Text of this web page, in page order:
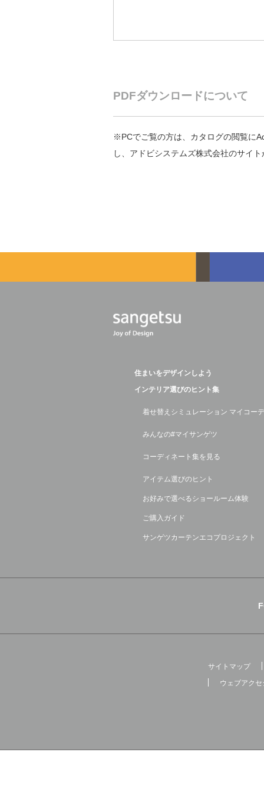
PDFダウンロードについて
※PCでご覧の方は、カタログの閲覧に
し、アドビシステムズ株式会社のサイ
住まいをデザインしよう
インテリア選びのヒント集
着せ替えシミュレーション マイコー
みんなの#マイサンゲツ
コーディネート集を見る
アイテム選びのヒント
お好みで選べるショールーム体験
ご購入ガイド
サンゲツカーテンエコプロジェクト
サイトマップ
ウェブアク